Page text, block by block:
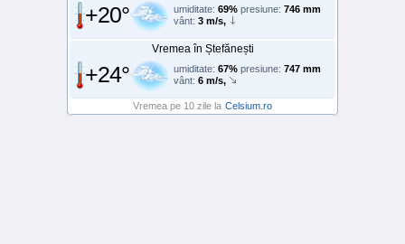
+20° umiditate: 69% presiune: 746 mm
vânt: 3 m/s,
Vremea în Ștefănești
+24° umiditate: 67% presiune: 747 mm
vânt: 6 m/s,
Vremea pe 10 zile la Celsium.ro